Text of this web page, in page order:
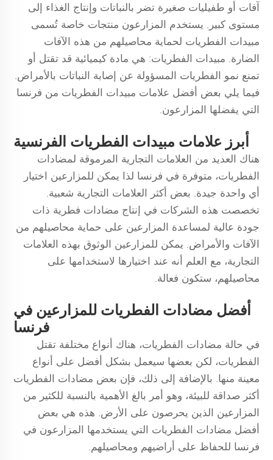
آفات أو طفيليات صغيرة تضر بالنباتات وإنتاج الغذاء إلى
مستوى كبير. يستخدم المزارعون منتجات خاصة تُسمى
مبيدات الفطريات لحماية محاصيلهم من هذه الآفات
الضارة. مبيدات الفطريات: هي مادة كيميائية قد تقتل أو
تمنع نمو الفطريات المسؤولة عن إصابة النباتات بالأمراض.
فيما يلي بعض أفضل علامات مبيدات الفطريات من فرنسا
التي يفضلها المزارعون.
أبرز علامات مبيدات الفطريات الفرنسية
هناك العديد من العلامات التجارية المرموقة لمضادات
الفطريات، متوفرة في فرنسا لذا يمكن للمزارعين اختيار
أي واحدة جيدة. بعض أكثر العلامات التجارية شعبية.
تخصصت هذه الشركات في إنتاج مضادات فطرية ذات
جودة عالية لمساعدة المزارعين على حماية محاصيلهم من
الآفات والأمراض. يمكن للمزارعين الوثوق بهذه العلامات
التجارية، مع العلم أنه عند اختيارها لاستخدامها على
محاصيلهم، ستكون فعالة.
أفضل مضادات الفطريات للمزارعين في
فرنسا
في حالة مضادات الفطريات، هناك أنواع مختلفة تقتل
الفطريات، لكن بعضها سيعمل بشكل أفضل على أنواع
معينة منها. بالإضافة إلى ذلك، فإن بعض مضادات الفطريات
أكثر صداقة للبيئة، وهو أمر بالغ الأهمية بالنسبة للكثير من
المزارعين الذين يحرصون على الأرض. هذه هي بعض
أفضل مضادات الفطريات التي يستخدمها المزارعون في
فرنسا للحفاظ على أراضيهم ومحاصيلهم.